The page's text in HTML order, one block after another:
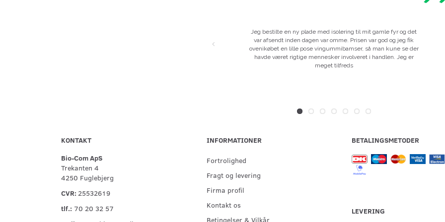
Jeg bestilte en ny plade med isolering til mit gamle fyr og det
var afsendt inden dagen var omme. Prisen var god og jeg fik
ovenikøbet en lille pose vingummibamser, så man kune se der
havde været rigtige mennesker involveret i handlen. Jeg er
meget tilfreds
KONTAKT
Bio-Com ApS
Trekanten 4
4250 Fuglebjerg
CVR: 25532619
tlf.: 70 20 32 57
INFORMATIONER
Fortrolighed
Fragt og levering
Firma profil
Kontakt os
Betingelser & Vilkår
BETALINGSMETODER
LEVERING